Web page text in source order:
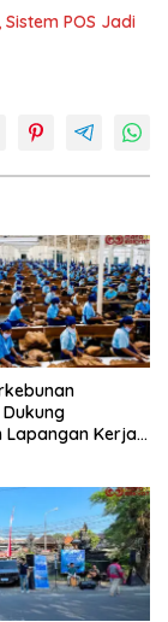
POS Jadi
Lapangan Kerja,